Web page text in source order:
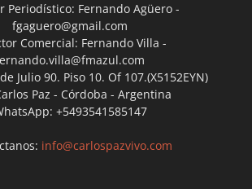
Periodístico: Fernando Agüero -
fgaguero@gmail.com
Comercial: Fernando Villa -
Julio 90. Piso 10. Of 107.(X5152EYN)
Paz - Córdoba - Argentina
+5493541585147
info@carlospazvivo.com